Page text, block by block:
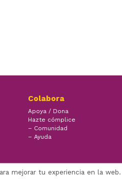
Colabora
Apoya / Dona
Hazte cómplice
– Comunidad
– Ayuda
mejorar tu experiencia en la web.